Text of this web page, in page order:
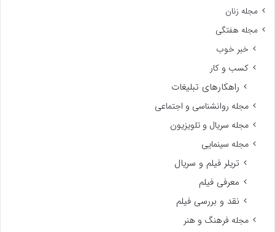
مجله زنان
مجله هفتگی
خبر خوب
کسب و کار
راهکارهای تبلیغات
مجله روانشناسی و اجتماعی
مجله سریال و تلویزیون
مجله سینمایی
تریلر فیلم و سریال
معرفی فیلم
نقد و بررسی فیلم
مجله فرهنگ و هنر